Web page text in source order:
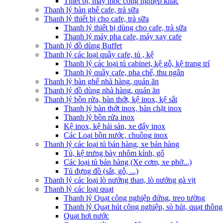
Thanh lý bàn ghế cafe, trà sữa
Thanh lý thiết bị cho cafe, trà sữa
Thanh lý thiết bị dùng cho cafe, trà sữa
Thanh lý máy pha cafe, máy xay cafe
Thanh lý đồ dùng Buffet
Thanh lý các loại quầy cafe, tủ , kệ
Thanh lý các loại tủ cabinet, kệ gỗ, kệ trang trí
Thanh lý quầy cafe, pha chế, thu ngân
Thanh lý bàn ghế nhà hàng, quán ăn
Thanh lý đồ dùng nhà hàng, quán ăn
Thanh lý bồn rửa, bàn thớt, kệ inox, kệ sắt
Thanh lý bàn thớt inox, bàn chặt inox
Thanh lý bồn rửa inox
Kệ inox, kệ hải sản, xe đẩy inox
Các Loại bồn nước, chuồng inox
Thanh lý các loại tủ bán hàng, xe bán hàng
Tủ, kệ trưng bày nhôm kính, gổ
Các loại tủ bán hàng (Xe cơm, xe phở...)
Tủ đựng đồ (sắt, gỗ, ...)
Thanh lý các loại lò nướng than, lò nướng gà vịt
Thanh lý các loại quạt
Thanh lý Quạt công nghiệp đứng, treo tường
Thanh lý Quạt hút công nghiệp, sò hút, quạt
Quạt hơi nước